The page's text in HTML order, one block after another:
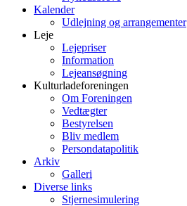
Kalender
Udlejning og arrangementer
Leje
Lejepriser
Information
Lejeansøgning
Kulturladeforeningen
Om Foreningen
Vedtægter
Bestyrelsen
Bliv medlem
Persondatapolitik
Arkiv
Galleri
Diverse links
Stjernesimulering